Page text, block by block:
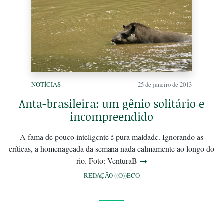
NOTÍCIAS 25 de janeiro de 2013
Anta-brasileira: um gênio solitário e
incompreendido
A fama de pouco inteligente é pura maldade. Ignorando as
críticas, a homenageada da semana nada calmamente ao longo do
rio. Foto: VenturaB →
REDAÇÃO ((O))ECO